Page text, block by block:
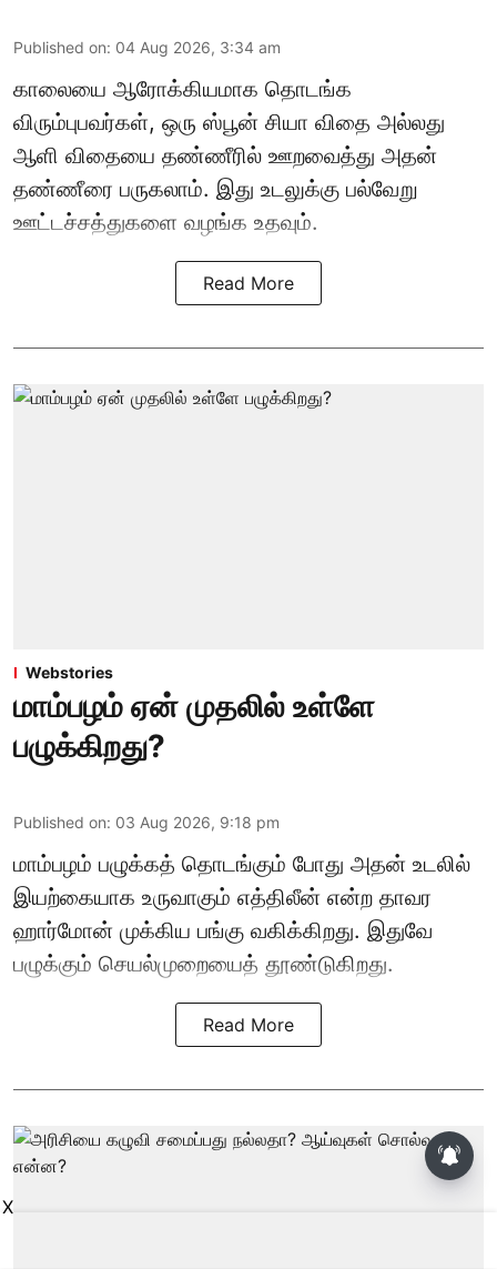
Published on: 04 Aug 2026, 3:34 am
காலையை ஆரோக்கியமாக தொடங்க
விரும்புபவர்கள், ஒரு ஸ்பூன் சியா விதை அல்லது
ஆளி விதையை தண்ணீரில் ஊறவைத்து அதன்
தண்ணீரை பருகலாம். இது உடலுக்கு பல்வேறு
ஊட்டச்சத்துகளை வழங்க உதவும்.
Read More
Webstories
மாம்பழம் ஏன் முதலில் உள்ளே
பழுக்கிறது?
Published on: 03 Aug 2026, 9:18 pm
மாம்பழம் பழுக்கத் தொடங்கும் போது அதன் உடலில்
இயற்கையாக உருவாகும் எத்திலீன் என்ற தாவர
ஹார்மோன் முக்கிய பங்கு வகிக்கிறது. இதுவே
பழுக்கும் செயல்முறையைத் தூண்டுகிறது.
Read More
X
தமிழக அரசியலில் உருவாகும்